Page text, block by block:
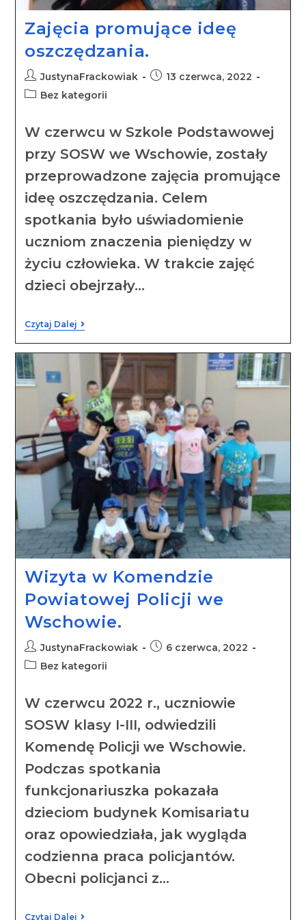
Zajęcia promujące ideę
oszczędzania.
JustynaFrackowiak
13 czerwca, 2022
Bez kategorii
W czerwcu w Szkole Podstawowej
przy SOSW we Wschowie, zostały
przeprowadzone zajęcia promujące
ideę oszczędzania. Celem
spotkania było uświadomienie
uczniom znaczenia pieniędzy w
życiu człowieka. W trakcie zajęć
dzieci obejrzały…
Czytaj Dalej
Wizyta w Komendzie
Powiatowej Policji we
Wschowie.
JustynaFrackowiak
6 czerwca, 2022
Bez kategorii
W czerwcu 2022 r., uczniowie
SOSW klasy I-III, odwiedzili
Komendę Policji we Wschowie.
Podczas spotkania
funkcjonariuszka pokazała
dzieciom budynek Komisariatu
oraz opowiedziała, jak wygląda
codzienna praca policjantów.
Obecni policjanci z…
Czytaj Dalej